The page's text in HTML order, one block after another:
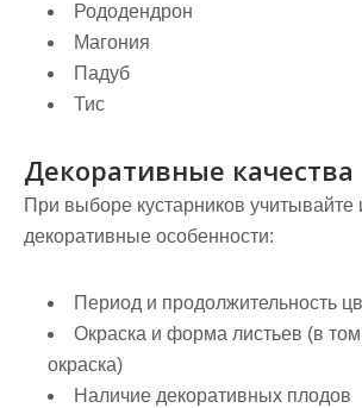
Рододендрон
Магония
Падуб
Тис
Декоративные качества
При выборе кустарников учитывайте
декоративные особенности:
Период и продолжительность
Окраска и форма листьев (в
окраска)
Наличие декоративных плодов